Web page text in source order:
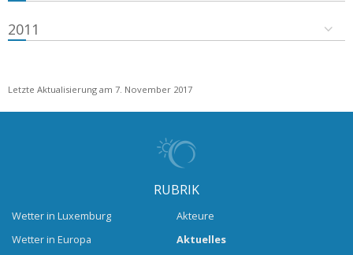
2011
Letzte Aktualisierung am 7. November 2017
RUBRIK
Wetter in Luxemburg
Wetter in Europa
Akteure
Aktuelles